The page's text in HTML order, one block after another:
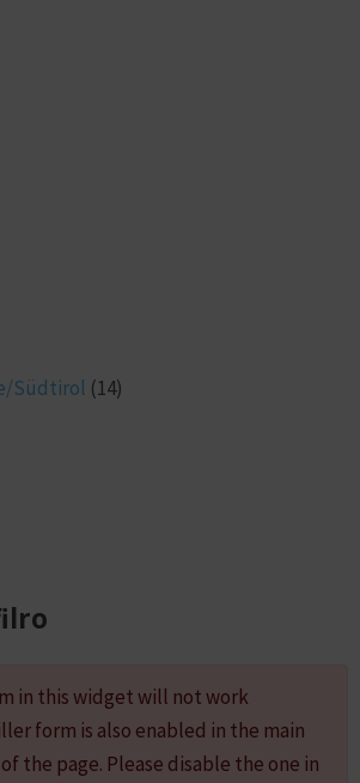
Südtirol (14)
in this widget will not work
form is also enabled in the main
the page. Please disable the one in